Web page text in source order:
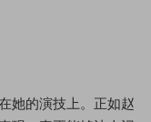
她的演技上。正如赵